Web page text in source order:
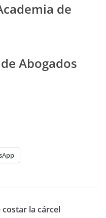
de
Abogados
la cárcel